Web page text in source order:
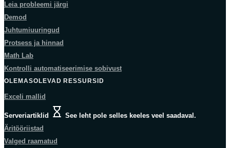
Leia probleemi järgi
Demod
Juhtumiuuringud
Protsess ja hinnad
Math Lab
Kontrolli automatiseerimise sobivust
OLEMASOLEVAD RESSURSID
Exceli mallid
Serveriartiklid
See leht pole selles keeles veel saadaval.
Äritööriistad
Valged raamatud